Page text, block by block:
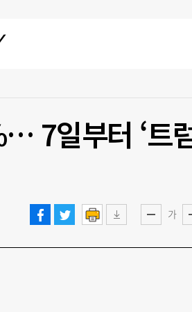
7일부터 ‘트
가